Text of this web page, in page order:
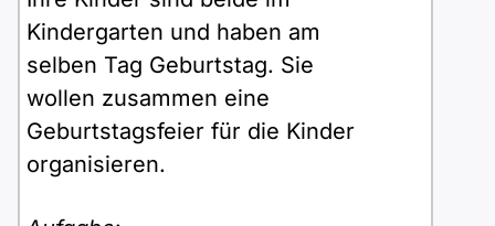
telc
Goethe
ÖIF
Türkisch
Ukrainisch
Russisch
A1 DTZ
A1 telc
A1 Goethe
A2 Allgemein
A2 DTZ
A2 telc
B1 Allgemein
B1 DTZ
B1 Beruf
B2
B2 Allgemein
B2 Beruf
Blog
Webinare
Kindergarten und haben am
selben Tag Geburtstag. Sie
wollen zusammen eine
Geburtstagsfeier für die Kinder
organisieren.